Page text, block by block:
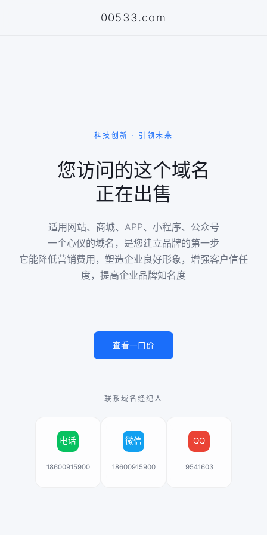
00533.com
科技创新 · 引领未来
您访问的这个域名
正在出售
适用网站、商城、APP、小程序、公众号
一个心仪的域名，是您建立品牌的第一步
它能降低营销费用，塑造企业良好形象，增强客户信任
度，提高企业品牌知名度
查看一口价
联系域名经纪人
电话
18600915900
微信
18600915900
QQ
9541603